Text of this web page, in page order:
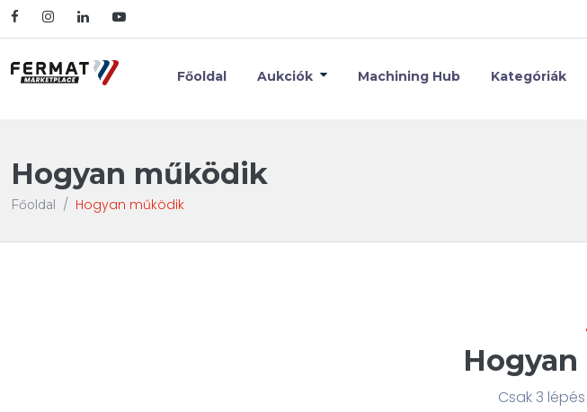
Főoldal Aukciók Machining Hub Kategóriák
Hogyan működik
Főoldal Hogyan működik
Csak 3